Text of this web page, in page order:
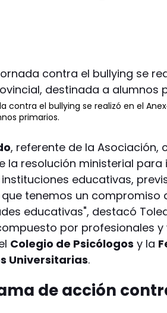
contra el bullying se realizó en el
primarios.
, referente de la Asociación,
la resolución ministerial
educativas,
que tenemos un compromiso
educativas", destacó
por profesionales
Colegio de Psicólogos y la
Universitarias.
de acción